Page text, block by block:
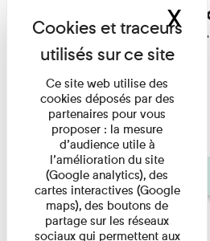
Fanny Taillandier -
Invités de
Lecture
Fanny Taillandier – Foudres
l’Imprimerie n°6 Lecture ...
Pages
Ce site web utilise des
cookies déposés par des
partenaires pour vous
proposer : la mesure
d’audience utile à
l’amélioration du site
(Google analytics), des
cartes interactives (Google
maps), des boutons de
partage sur les réseaux
sociaux qui permettent aux
X